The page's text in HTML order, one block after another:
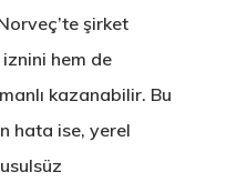
şirket
hem de
kazanabilir. Bu
hata ise, yerel